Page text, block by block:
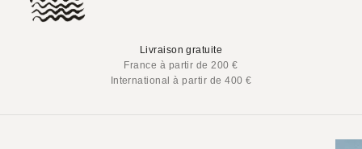
Livraison gratuite
France à partir de 200 €
International à partir de 400 €